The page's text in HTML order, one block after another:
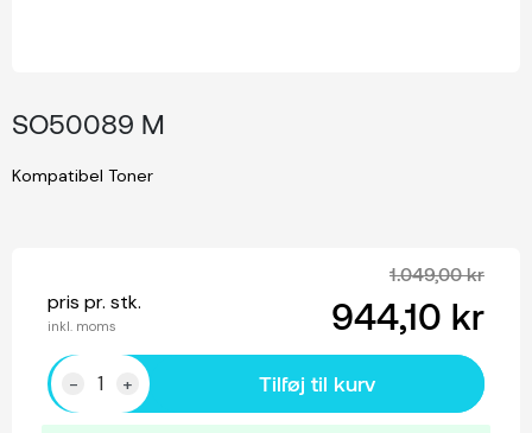
SO50089 M
Kompatibel Toner
1.049,00 kr
pris pr. stk.
inkl. moms 944,10 kr
- + Tilføj til kurv